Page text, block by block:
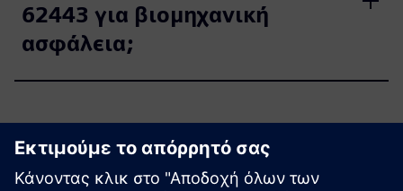
62443 για βιομηχανική
ασφάλεια;
Εξερευνήστε πόρους και